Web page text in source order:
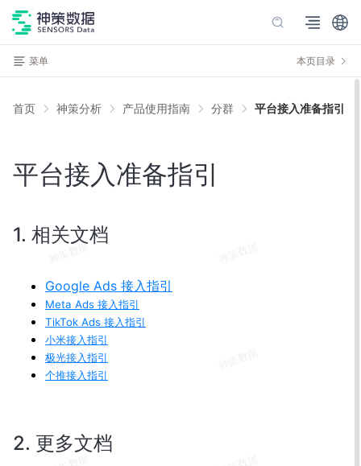
菜单 本页目录
首页 神策分析 产品使用指南 分群 平台接入准备指引
平台接入准备指引
1. 相关文档
Google Ads 接入指引
Meta Ads 接入指引
TikTok Ads 接入指引
小米接入指引
极光接入指引
个推接入指引
2. 更多文档